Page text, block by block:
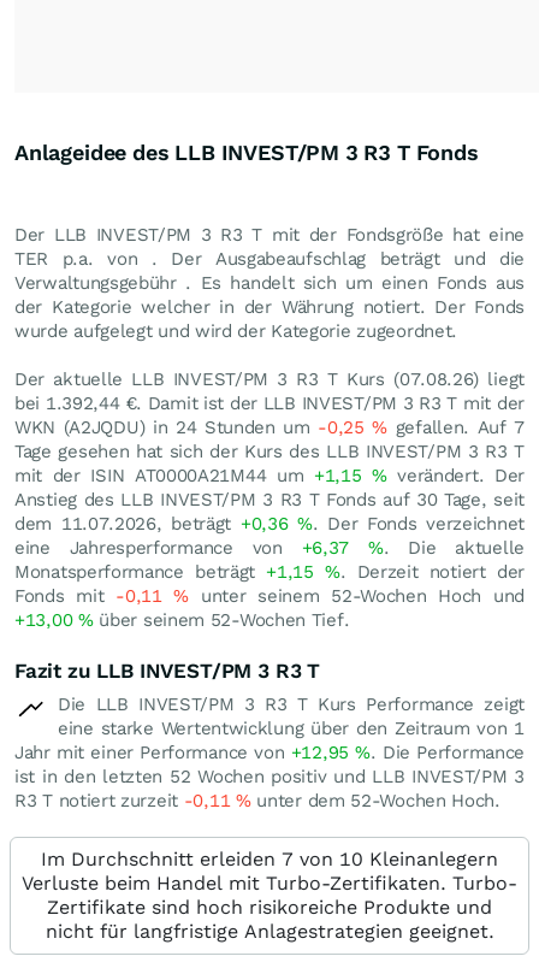
Anlageidee des LLB INVEST/PM 3 R3 T Fonds
Der LLB INVEST/PM 3 R3 T mit der Fondsgröße hat eine
TER p.a. von . Der Ausgabeaufschlag beträgt und die
Verwaltungsgebühr . Es handelt sich um einen Fonds aus
der Kategorie welcher in der Währung notiert. Der Fonds
wurde aufgelegt und wird der Kategorie zugeordnet.
Der aktuelle LLB INVEST/PM 3 R3 T Kurs (07.08.26) liegt
bei 1.392,44 €. Damit ist der LLB INVEST/PM 3 R3 T mit der
WKN (A2JQDU) in 24 Stunden um -0,25% gefallen. Auf 7
Tage gesehen hat sich der Kurs des LLB INVEST/PM 3 R3 T
mit der ISIN AT0000A21M44 um +1,15 %verändert. Der
Anstieg des LLB INVEST/PM 3 R3 T Fonds auf 30 Tage, seit
dem 11.07.2026, beträgt +0,36%. Der Fonds verzeichnet
eine Jahresperformance von +6,37%. Die aktuelle
Monatsperformance beträgt +1,15 %. Derzeit notiert der
Fonds mit -0,11% unter seinem 52-Wochen Hoch und
+13,00 %über seinem 52-Wochen Tief.
Fazit zu LLB INVEST/PM 3 R3 T
Die LLB INVEST/PM 3 R3 T Kurs Performance zeigt
eine starke Wertentwicklung über den Zeitraum von 1
Jahr mit einer Performance von +12,95%. Die Performance
ist in den letzten 52 Wochen positiv und LLB INVEST/PM 3
R3 T notiert zurzeit -0,11 %unter dem 52-Wochen Hoch.
Im Durchschnitt erleiden 7 von 10 Kleinanlegern
Verluste beim Handel mit Turbo-Zertifikaten. Turbo-
Zertifikate sind hoch risikoreiche Produkte und
nicht für langfristige Anlagestrategien geeignet.